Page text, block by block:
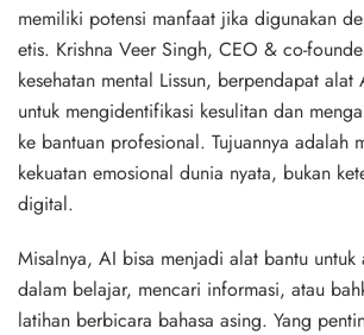
memiliki potensi manfaat jika digunakan
etis. Krishna Veer Singh, CEO & co-
kesehatan mental Lissun, berpendapat
untuk mengidentifikasi kesulitan dan
ke bantuan profesional. Tujuannya adalah
kekuatan emosional dunia nyata, bukan
digital.
Misalnya, AI bisa menjadi alat bantu untuk
dalam belajar, mencari informasi, atau
latihan berbicara bahasa asing. Yang